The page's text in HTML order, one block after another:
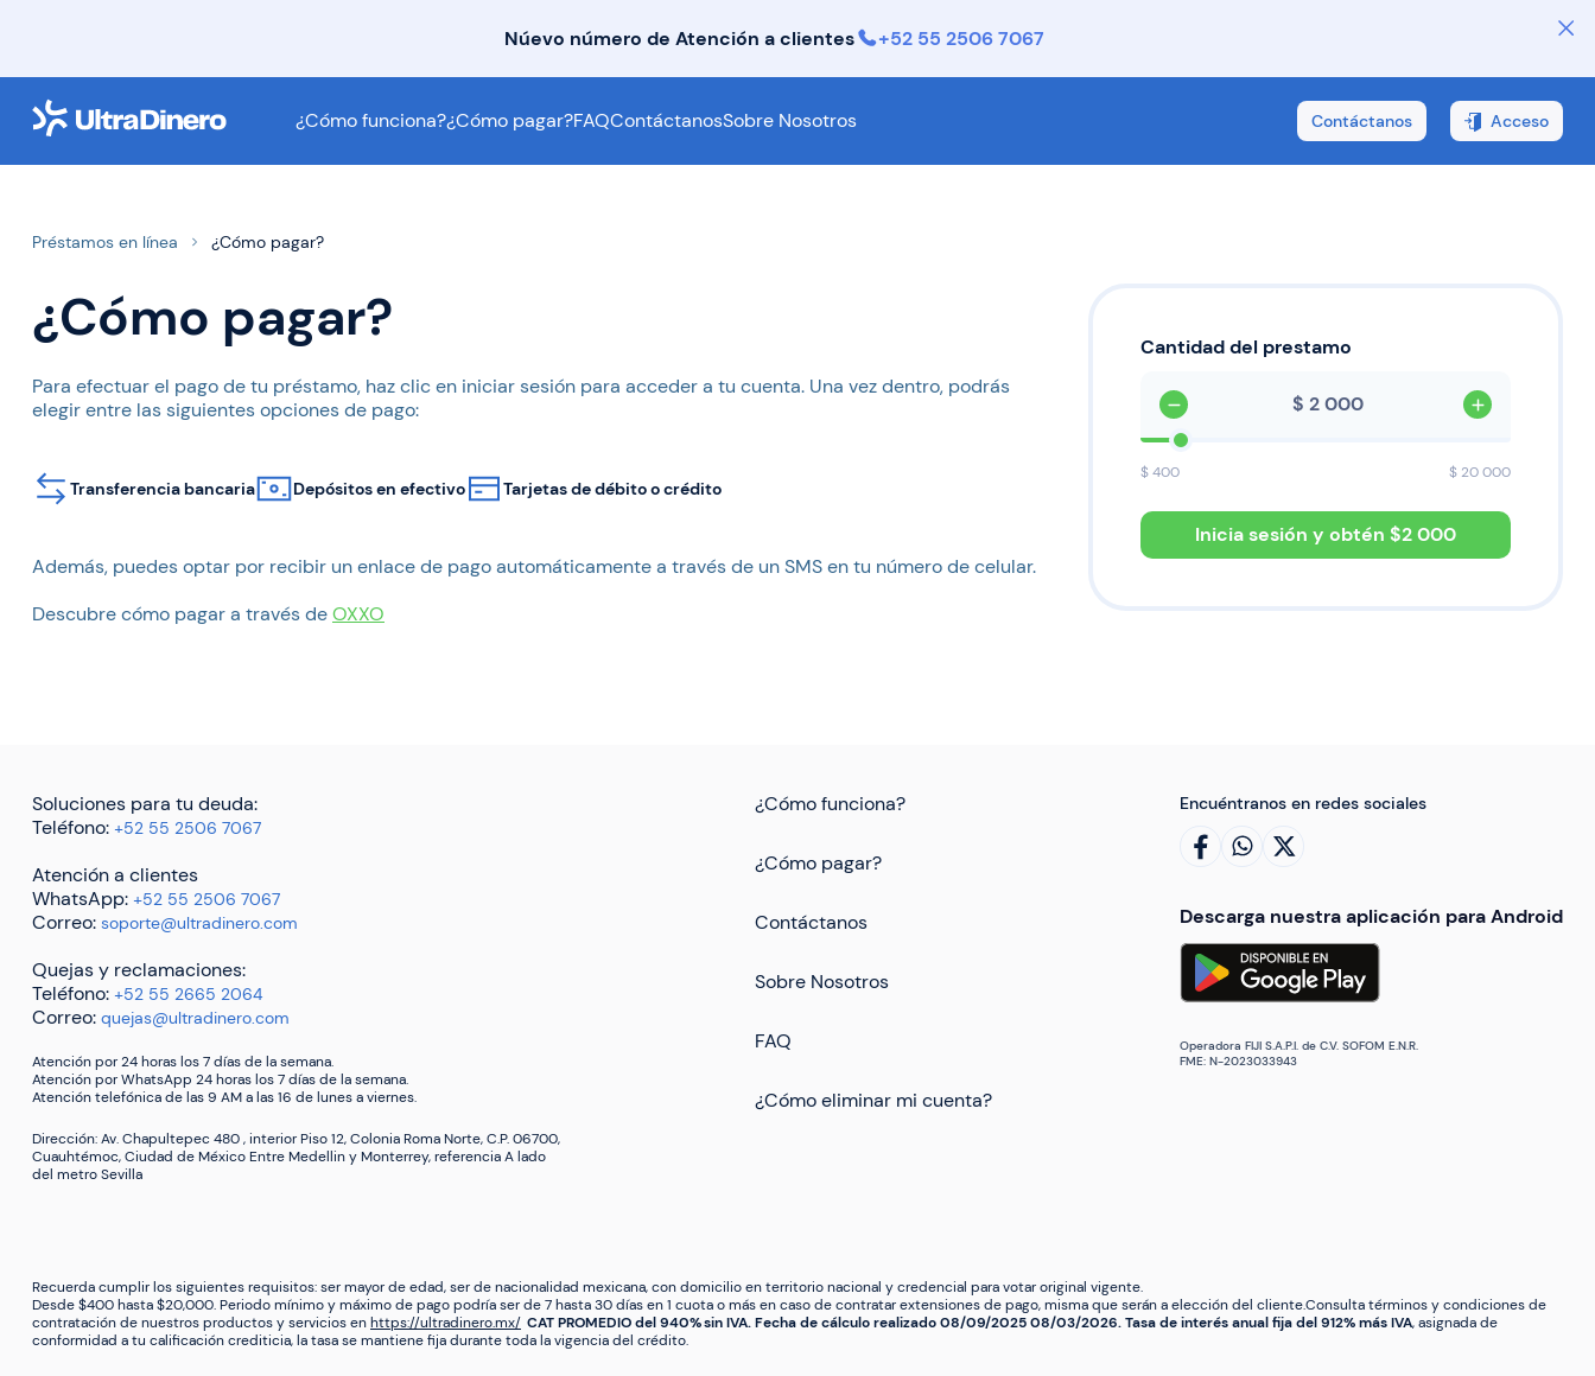
Núevo número de Atención a clientes +52 55 2506 7067
¿Cómo funciona?¿Cómo pagar?FAQContáctanosSobre Nosotros Contáctanos Acceso
¿Cómo funciona?
¿Cómo pagar?
Contáctanos
Préstamos en línea ¿Cómo pagar?
¿Cómo pagar?
Para efectuar el pago de tu préstamo, haz clic en iniciar sesión para acceder a tu cuenta. Una vez dentro, podrás
elegir entre las siguientes opciones de pago:
Transferencia bancaria Depósitos en efectivo Tarjetas de débito o crédito
Además, puedes optar por recibir un enlace de pago automáticamente a través de un SMS en tu número de celular.
Descubre cómo pagar a través deOXXO
Cantidad del prestamo
$
$400 $ 20 000
Inicia sesión y obtén $2 000
Soluciones para tu deuda:
Teléfono: +52 55 2506 7067
Atención a clientes
WhatsApp: +52 55 2506 7067
Correo: soporte@ultradinero.com
Quejas y reclamaciones:
Teléfono: +52 55 2665 2064
Correo: quejas@ultradinero.com
Atención por 24 horas los 7 días de la semana.
Atención por WhatsApp 24 horas los 7 días de la semana.
Atención telefónica de las 9 AM a las 16 de lunes a viernes.
Dirección: Av. Chapultepec 480 , interior Piso 12, Colonia Roma Norte, C.P. 06700,
Cuauhtémoc, Ciudad de México Entre Medellin y Monterrey, referencia A lado
del metro Sevilla
¿Cómo funciona?
¿Cómo pagar?
Contáctanos
Sobre Nosotros
FAQ
¿Cómo eliminar mi cuenta?
Encuéntranos en redes sociales
Descarga nuestra aplicación para Android
Operadora FIJI S.A.P.I. de C.V. SOFOM E.N.R.
FME: N-2023033943
Recuerda cumplir los siguientes requisitos: ser mayor de edad, ser de nacionalidad mexicana, con domicilio en territorio nacional y credencial para votar original vigente.
Desde $400 hasta $20,000. Periodo mínimo y máximo de pago podría ser de 7 hasta 30 días en 1 cuota o más en caso de contratar extensiones de pago, misma que serán a elección del cliente.Consulta términos y condiciones de
contratación de nuestros productos y servicios enhttps://ultradinero.mx/ CAT PROMEDIO del 940% sin IVA. Fecha de cálculo realizado 08/09/2025 08/03/2026. Tasa de interés anual fija del 912% más IVA, asignada de
conformidad a tu calificación crediticia, la tasa se mantiene fija durante toda la vigencia del crédito.